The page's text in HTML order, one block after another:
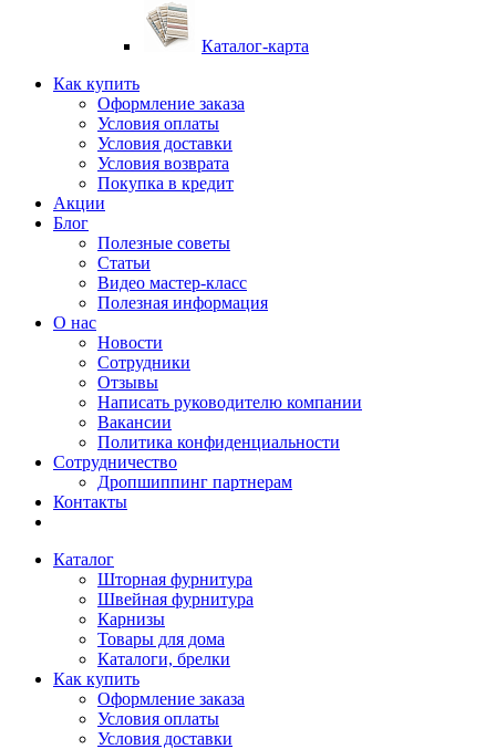
Каталог-карта
Как купить
Оформление заказа
Условия оплаты
Условия доставки
Условия возврата
Покупка в кредит
Акции
Блог
Полезные советы
Статьи
Видео мастер-класс
Полезная информация
О нас
Новости
Сотрудники
Отзывы
Написать руководителю компании
Вакансии
Политика конфиденциальности
Сотрудничество
Дропшиппинг партнерам
Контакты
Каталог
Шторная фурнитура
Швейная фурнитура
Карнизы
Товары для дома
Каталоги, брелки
Как купить
Оформление заказа
Условия оплаты
Условия доставки